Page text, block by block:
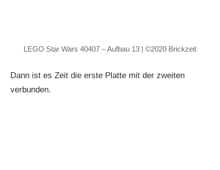
LEGO Star Wars 40407 – Aufbau 13 | ©2020 Brickzeit
Dann ist es Zeit die erste Platte mit der zweiten
verbunden.